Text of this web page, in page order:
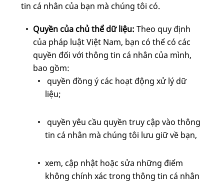
tin cá nhân của bạn mà chúng tôi có.
Quyền của chủ thể dữ liệu: Theo quy định
của pháp luật Việt Nam, bạn có thể có các
quyền đối với thông tin cá nhân của mình,
bao gồm:
quyền đồng ý các hoạt động xử lý dữ
liệu;
quyền yêu cầu quyền truy cập vào thông
tin cá nhân mà chúng tôi lưu giữ về bạn,
xem, cập nhật hoặc sửa những điểm
không chính xác trong thông tin cá nhân